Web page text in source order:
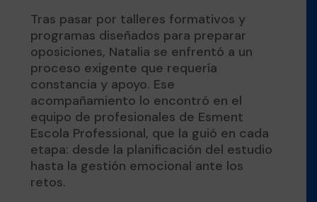
Tras pasar por talleres formativos y
programas diseñados para preparar
oposiciones, Natalia se enfrentó a un
proceso exigente que requería
constancia y apoyo. Ese
acompañamiento lo encontró en el
equipo de profesionales de Esment
Escola Professional, que la guió en cada
etapa: desde la planificación del estudio
hasta la gestión emocional ante los
retos.